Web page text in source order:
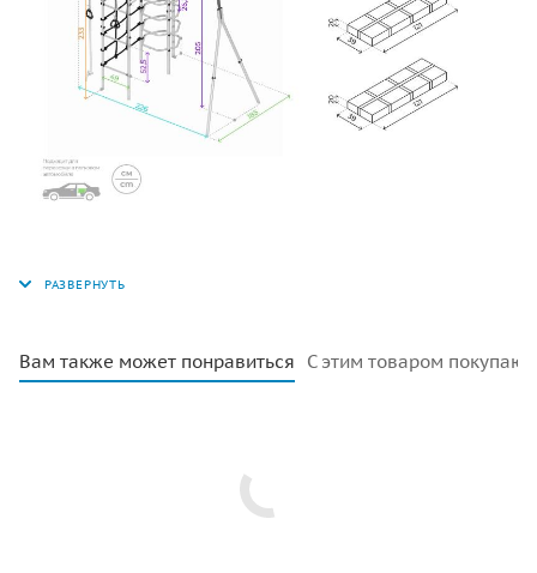
Вам также может понравиться С этим товаром покупают